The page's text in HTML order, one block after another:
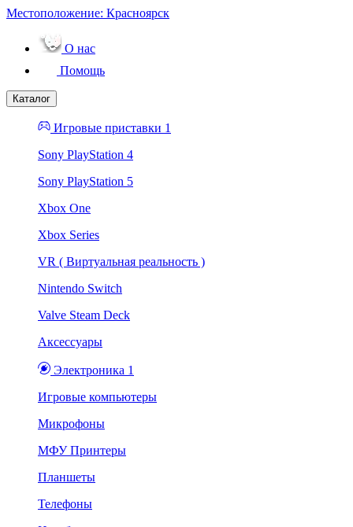
Местоположение: Красноярск
О нас
Помощь
Каталог
Игровые приставки 1
Sony PlayStation 4
Sony PlayStation 5
Xbox One
Xbox Series
VR ( Виртуальная реальность )
Nintendo Switch
Valve Steam Deck
Аксессуары
Электроника 1
Игровые компьютеры
Микрофоны
МФУ Принтеры
Планшеты
Телефоны